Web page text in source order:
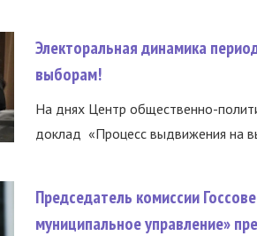
Электоральная динамика
выборам!
На днях Центр общественно-
доклад «Процесс выдвижения на
Председатель комиссии
муниципальное управление»